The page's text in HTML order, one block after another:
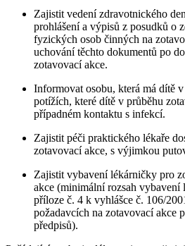
Zajistit vedení zdravotnického
prohlášení a výpisů z posudků o
fyzických osob činných na
uchování těchto dokumentů po
zotavovací akce.
Informovat osobu, která má dítě
potížích, které dítě v průběhu
případném kontaktu s infekcí.
Zajistit péči praktického lékaře
zotavovací akce, s výjimkou
Zajistit vybavení lékárničky pro
akce (minimální rozsah vybavení
příloze č. 4 k vyhlášce č. 106/
požadavcích na zotavovací akce
předpisů).